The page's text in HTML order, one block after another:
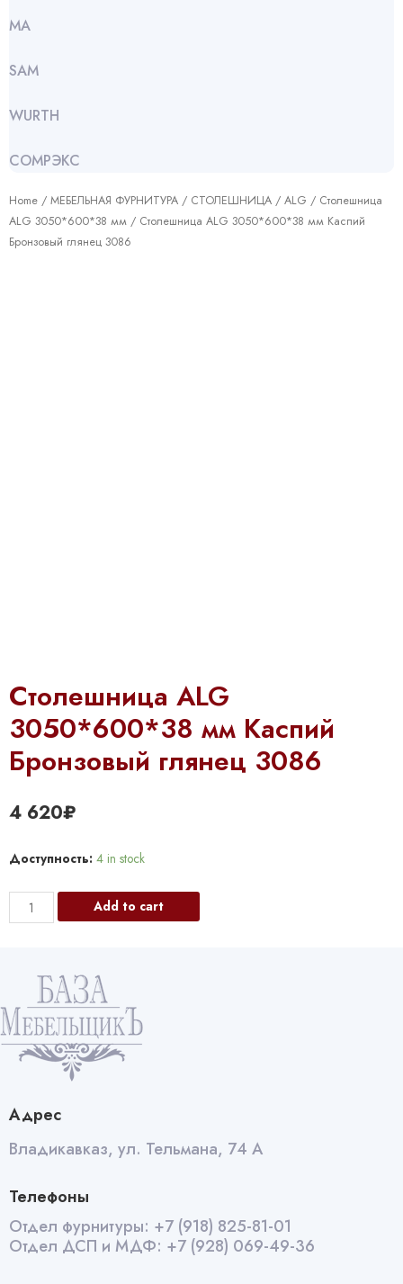
МА
SАМ
WURTH
СОМРЭКС
Home / МЕБЕЛЬНАЯ ФУРНИТУРА / СТОЛЕШНИЦА / АLG / Столешница
ALG 3050*600*38 мм / Столешница ALG 3050*600*38 мм Каспий
Бронзовый глянец 3086
Столешница ALG
3050*600*38 мм Каспий
Бронзовый глянец 3086
4 620₽
Доступность: 4 in stock
Столешница
ALG
Каспий
Бронзовый
глянец
3086
Add to cart
Адрес
Владикавказ, ул. Тельмана, 74 А
Телефоны
Отдел фурнитуры: +7 (918) 825-81-01
Отдел ДСП и МДФ: +7 (928) 069-49-36